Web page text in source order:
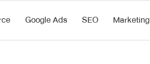
Google Ads SEO Marketing